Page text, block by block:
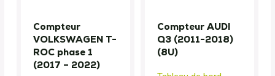
Compteur
VOLKSWAGEN T-
ROC phase 1
(2017 – 2022)
Compteur AUDI
Q3 (2011-2018)
(8U)